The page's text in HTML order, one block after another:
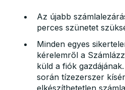
Az újabb
perces szünetet
Minden egyes
kérelemről a
küld a fiók
során tízezerszer
elkészíthetetlen